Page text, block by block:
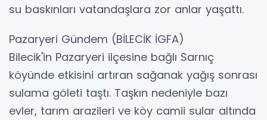
su baskınları vatandaşlara zor anlar yaşattı.
Pazaryeri Gündem (BİLECİK İGFA)
Bilecik'in Pazaryeri ilçesine bağlı Sarnıç
köyünde etkisini artıran sağanak yağış sonrası
sulama göleti taştı. Taşkın nedeniyle bazı
evler, tarım arazileri ve köy camii sular altında